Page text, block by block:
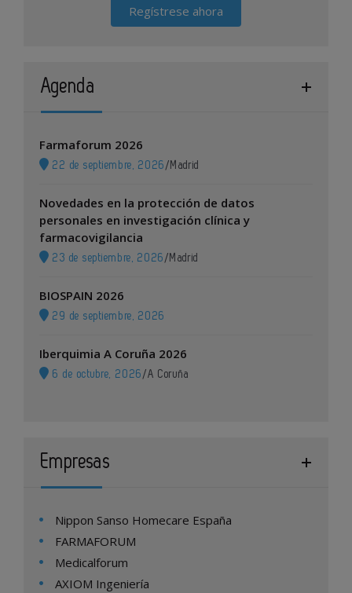
Regístrese ahora
Agenda
Farmaforum 2026
22 de septiembre, 2026 / Madrid
Novedades en la protección de datos
personales en investigación clínica y
farmacovigilancia
23 de septiembre, 2026 / Madrid
BIOSPAIN 2026
29 de septiembre, 2026
Iberquimia A Coruña 2026
6 de octubre, 2026 /A Coruña
Empresas
Nippon Sanso Homecare España
FARMAFORUM
Medicalforum
AXIOM Ingeniería